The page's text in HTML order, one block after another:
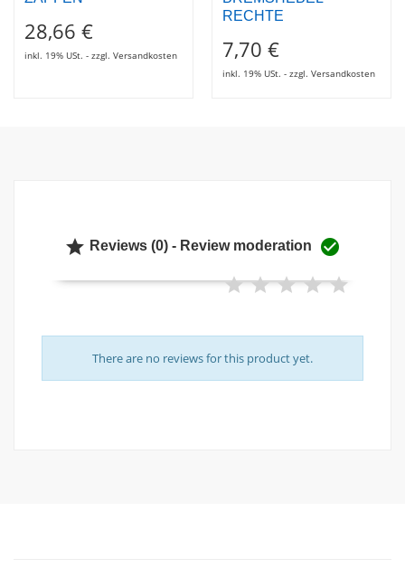
28,66 €
inkl. 19% USt. - zzgl. Versandkosten
RECHTE
7,70 €
inkl. 19% USt. - zzgl. Versandkosten
 Reviews (0) - Review moderation 
There are no reviews for this product yet.